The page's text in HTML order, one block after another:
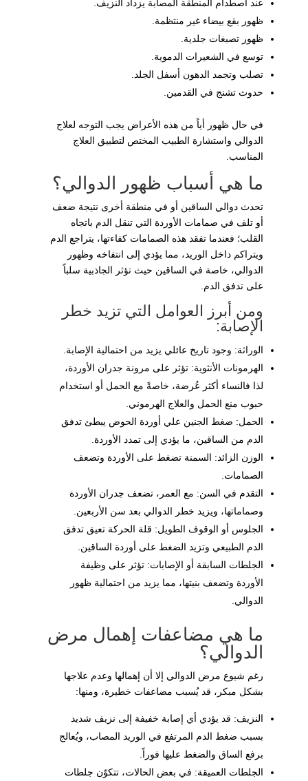
عند اصطدام المنطقة المصابة يزداد النزيف.
ظهور بقع بيضاء غير منتظمة.
ظهور تصبغات جلدية.
توسع في الشعيرات الدموية.
تصلب وتجمد الدهون أسفل الجلد.
حدوث تشنج في القدمين.
في حال ظهور أياً من هذه الأعراض يجب التوجه لعلاج
الدوالي واستشارة الطبيب المختص لتطبيق العلاج
المناسب.
ما هي أسباب ظهور الدوالي؟
تحدث دوالي الساقين أو في منطقة أخرى نتيجة ضعف
أو تلف في صمامات الأوردة التي تنقل الدم باتجاه
القلب؛ فعندما تفقد هذه الصمامات كفاءتها، يتراجع الدم
ويتراكم داخل الوريد، مما يؤدي إلى انتفاخه وظهور
الدوالي، خاصة في الساقين حيث تؤثر الجاذبية سلباً
على تدفق الدم.
ومن أبرز العوامل التي تزيد خطر
الإصابة:
الوراثة: وجود تاريخ عائلي يزيد من احتمالية الإصابة.
الهرمونات الأنثوية: تؤثر على مرونة جدران الأوردة،
لذا فالنساء أكثر عُرضة، خاصةً مع الحمل أو استخدام
حبوب منع الحمل والعلاج الهرموني.
الحمل: ضغط الجنين علي أوردة الحوض يبطئ تدفق
الدم من الساقين، ما يؤدي إلى تمدد الأوردة.
الوزن الزائد: السمنة تضغط على الأوردة وتضعف
الصمامات.
التقدم في السن: مع العمر، تضعف جدران الأوردة
وصماماتها، ويزيد خطر الدوالي بعد سن الأربعين.
الجلوس أو الوقوف الطويل: قلة الحركة تعيق تدفق
الدم الطبيعي وتزيد الضغط على أوردة الساقين.
الجلطات السابقة أو الإصابات: تؤثر على وظيفة
الأوردة وتضعف بنيتها، مما يزيد من احتمالية ظهور
الدوالي.
ما هي مضاعفات إهمال مرض
الدوالي؟
رغم شيوع مرض الدوالي إلا أن إهمالها وعدم علاجها
بشكل مبكر، قد يُسبب مضاعفات خطيرة، ومنها:
النزيف: قد يؤدي أي إصابة خفيفة إلى نزيف شديد
بسبب ضغط الدم المرتفع في الوريد المصاب، ويُعالج
برفع الساق والضغط عليها فوراً.
الجلطات العميقة: في بعض الحالات، تتكوّن جلطات